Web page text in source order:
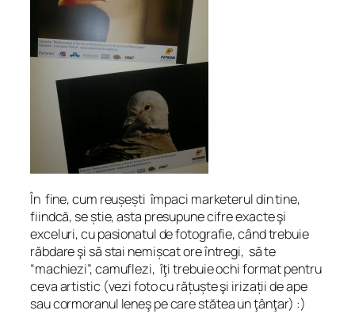
În fine, cum reușești împaci marketerul din tine,
fiindcă, se știe, asta presupune cifre exacte şi
exceluri, cu pasionatul de fotografie, când trebuie
răbdare şi să stai nemișcat ore întregi, să te
“machiezi”, camuflezi, îţi trebuie ochi format pentru
ceva artistic (vezi foto cu rățuște şi irizații de ape
sau cormoranul leneş pe care stătea un ţânţar) :)